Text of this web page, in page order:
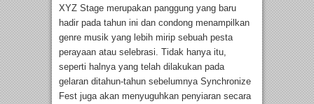
XYZ Stage merupakan panggung yang baru
hadir pada tahun ini dan condong menampilkan
genre musik yang lebih mirip sebuah pesta
perayaan atau selebrasi. Tidak hanya itu,
seperti halnya yang telah dilakukan pada
gelaran ditahun-tahun sebelumnya Synchronize
Fest juga akan menyuguhkan penyiaran secara